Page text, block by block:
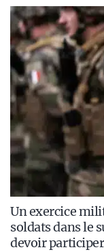
Un exercice
soldats dans le
devoir participer